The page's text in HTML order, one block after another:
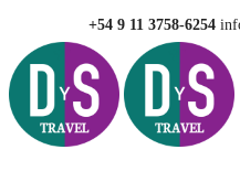
+54 9 11 3758-6254